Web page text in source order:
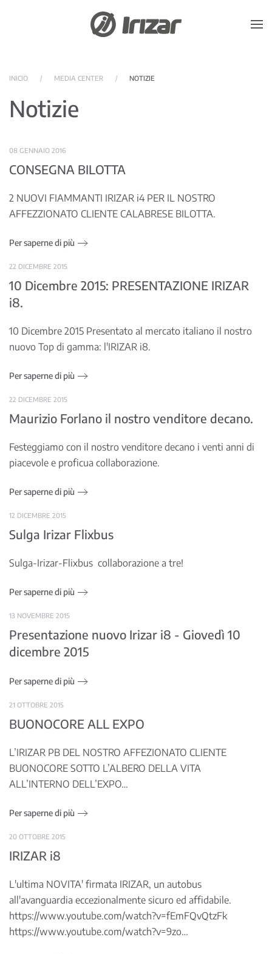
Skip to main content
INICIO MEDIA CENTER NOTIZIE
Notizie
08 GENNAIO 2016
CONSEGNA BILOTTA
2 NUOVI FIAMMANTI IRIZAR i4 PER IL NOSTRO
AFFEZZIONATO CLIENTE CALABRESE BILOTTA.
Per saperne di più
22 DICEMBRE 2015
10 Dicembre 2015: PRESENTAZIONE IRIZAR
i8.
10 Dicembre 2015 Presentato al mercato italiano il nostro
nuovo Top di gamma: l'IRIZAR i8.
Per saperne di più
22 DICEMBRE 2015
Maurizio Forlano il nostro venditore decano.
Festeggiamo con il nostro venditore decano i venti anni di
piacevole e proficua collaborazione.
Per saperne di più
12 DICEMBRE 2015
Sulga Irizar Flixbus
Sulga-Irizar-Flixbus collaborazione a tre!
Per saperne di più
13 NOVEMBRE 2015
Presentazione nuovo Irizar i8 - Giovedì 10
dicembre 2015
Per saperne di più
21 OTTOBRE 2015
BUONOCORE ALL EXPO
L’IRIZAR PB DEL NOSTRO AFFEZIONATO CLIENTE
BUONOCORE SOTTO L’ALBERO DELLA VITA
ALL’INTERNO DELL’EXPO…
Per saperne di più
20 OTTOBRE 2015
IRIZAR i8
L'ultima NOVITA' firmata IRIZAR, un autobus
all'avanguardia eccezionalmente sicuro ed affidabile.
https://www.youtube.com/watch?v=fEmFQvQtzFk
https://www.youtube.com/watch?v=9zo…